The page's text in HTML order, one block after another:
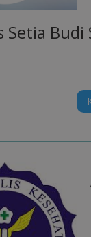
Setia Budi